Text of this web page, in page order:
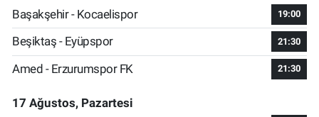
Başakşehir - Kocaelispor
19:00
Beşiktaş - Eyüpspor 21:30
Amed - Erzurumspor FK 21:30
17 Ağustos, Pazartesi